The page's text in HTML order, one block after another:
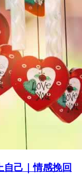
己｜情感挽回